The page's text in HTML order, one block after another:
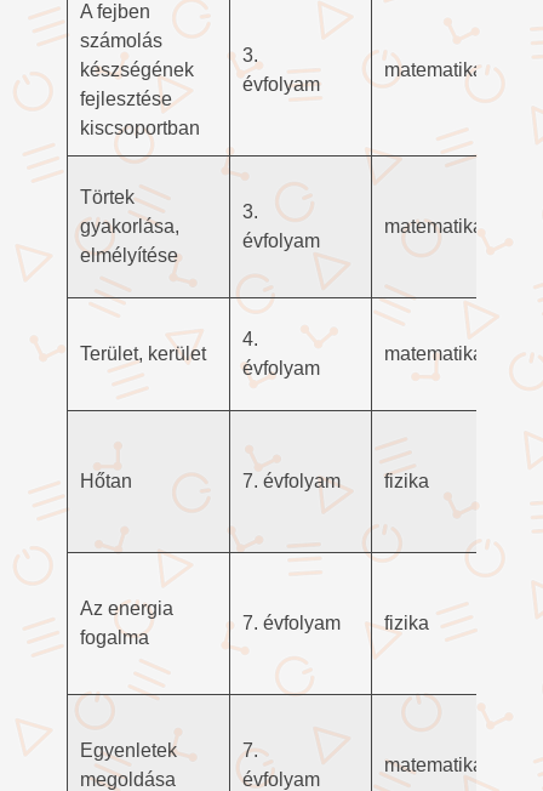
A fejben
számolás
készségének
fejlesztése
kiscsoportban
3.
évfolyam
matematika
Törtek
gyakorlása,
elmélyítése
3.
évfolyam
matematika
Terület, kerület
4.
évfolyam
matematika
Hőtan 7. évfolyam fizika
Az energia
fogalma
7. évfolyam fizika
Egyenletek
megoldása
7.
évfolyam
matematika